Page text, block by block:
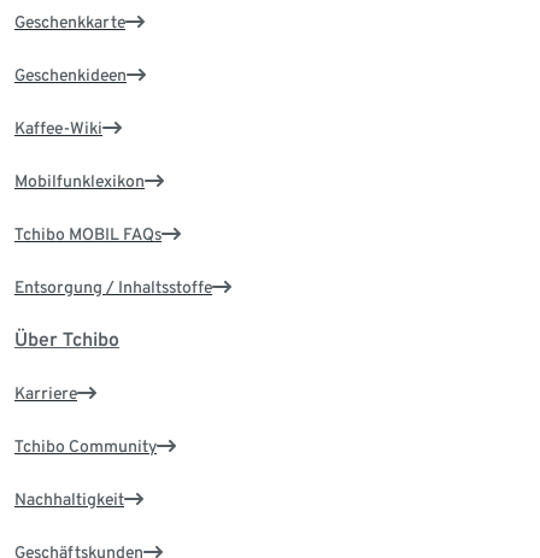
Geschenkkarte
Geschenkideen
Kaffee-Wiki
Mobilfunklexikon
Tchibo MOBIL FAQs
Entsorgung / Inhaltsstoffe
Über Tchibo
Karriere
Tchibo Community
Nachhaltigkeit
Geschäftskunden